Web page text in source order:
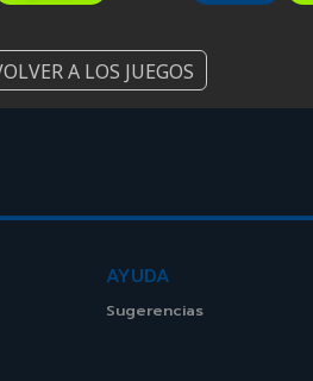
A LOS JUEGOS
AYUDA
Sugerencias